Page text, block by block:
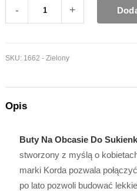
- +
SKU: 1662 - Zielony
Opis
Buty Na Obcasie Do
stworzony z myślą o
marki Korda pozwala
po lato pozwoli budować